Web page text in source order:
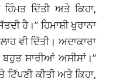
ਦਿੱਤੀ ਅਤੇ ਕਿਹਾ,
ਹੈ।” ਹਿਮਾਸ਼ੀ ਖੁਰਾਨਾ
ਵੀ ਦਿੱਤੀ। ਅਦਾਕਾਰਾ
ਬਹੁਤ ਸਾਰੀਆਂ ਅਸੀਸਾਂ।”
ਕੀਤੀ ਅਤੇ ਕਿਹਾ,